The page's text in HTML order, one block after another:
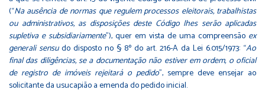
(“Na ausência de normas que regulem processos eleitorais, trabalhistas
ou administrativos, as disposições deste Código lhes serão aplicadas
supletiva e subsidiariamente”), quer em vista de uma compreensão ex
generali sensudo disposto no § 8º do art. 216-A da Lei 6.015/1973: “Ao
final das diligências, se a documentação não estiver em ordem, o oficial
de registro de imóveis rejeitará o pedido”, sempre deve ensejar ao
solicitante da usucapião a emenda do pedido inicial.